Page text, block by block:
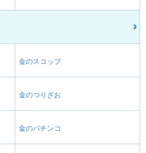
金のスコップ
金のつりざお
金のパチンコ